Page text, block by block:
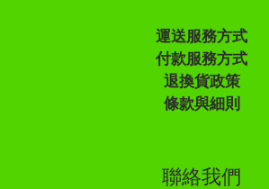
運送服務方式
付款服務方式
退換貨政策
條款與細則
聯絡我們